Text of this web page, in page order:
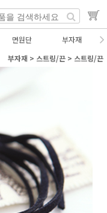
면원단
부자재
부자재 > 스트링/끈 > 스트링/끈